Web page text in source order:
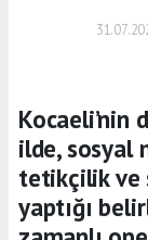
Kocaeli’nin
ilde, sosyal
tetikçilik ve
yaptığı